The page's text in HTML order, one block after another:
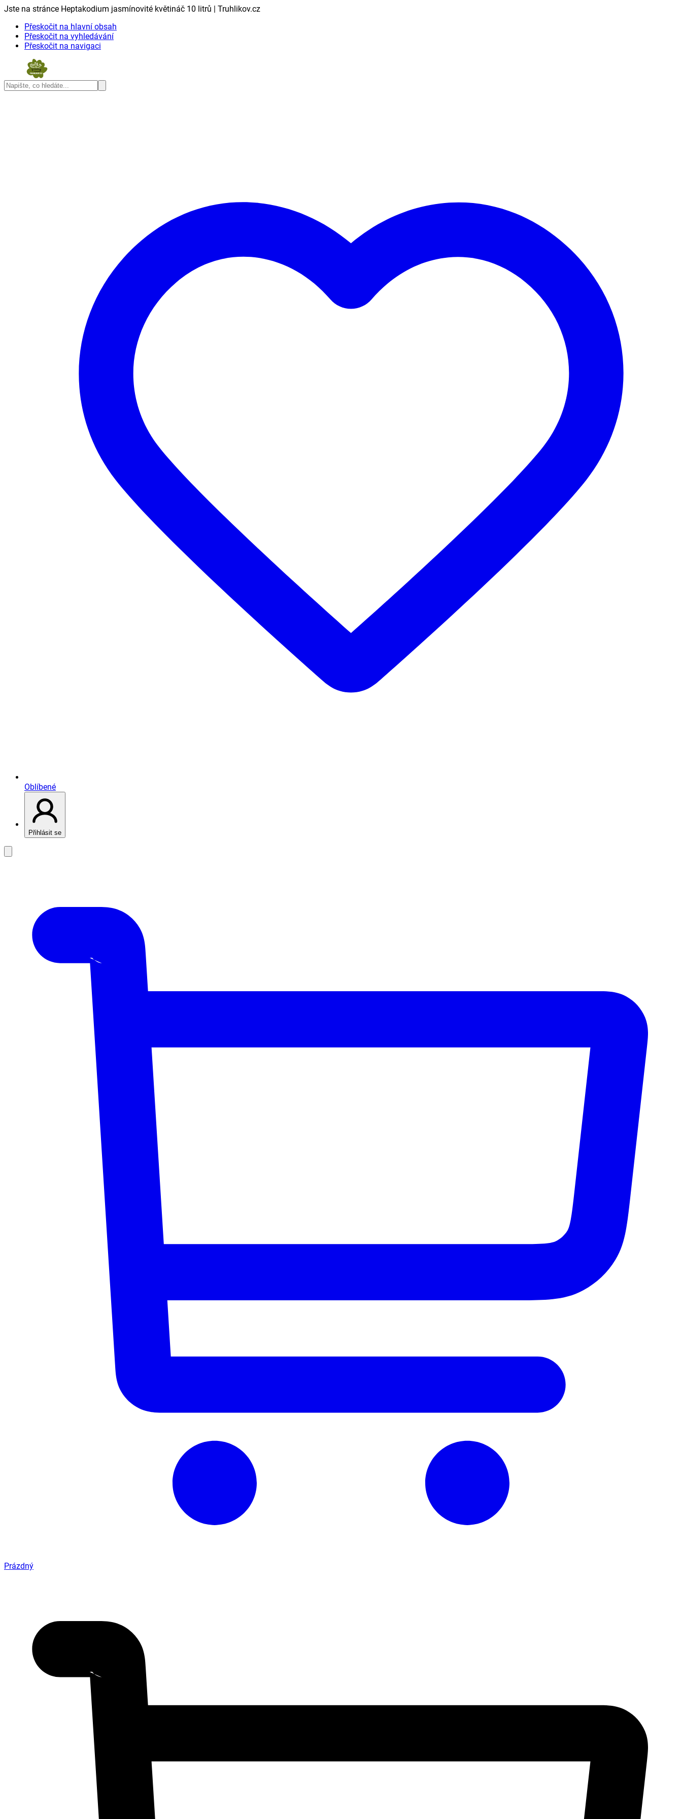
Jste na stránce Heptakodium jasmínovité květináč 10 litrů | Truhlikov.cz
Přeskočit na hlavní obsah
Přeskočit na vyhledávání
Přeskočit na navigaci
Oblíbené
Přihlásit se
Prázdný